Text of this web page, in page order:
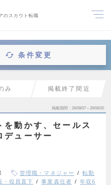
のスカウト転職
条件変更
み 掲載終了間近
掲載期間 26/08/07～26/08/20
を動かす、セールス
デューサー
管理職・マネジャー
転勤
・役員直下 事業責任者
年収6